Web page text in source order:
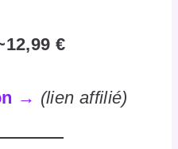
€
→ (lien affilié)